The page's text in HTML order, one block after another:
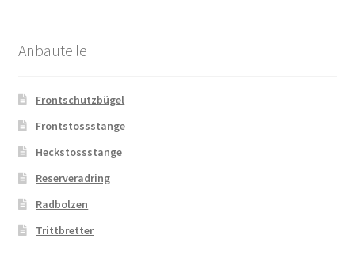
Anbauteile
Frontschutzbügel
Frontstossstange
Heckstossstange
Reserveradring
Radbolzen
Trittbretter